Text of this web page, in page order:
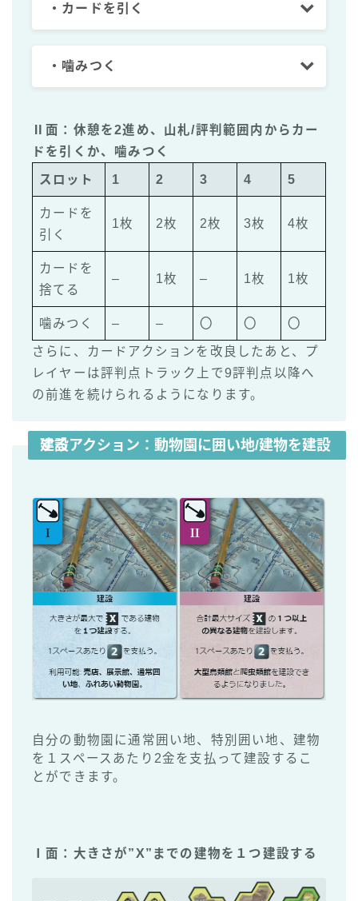
・カードを引く
・噛みつく
Ⅱ面：休憩を2進め、 山札/評判範囲内 からカー
ドを引くか、噛みつく
スロット 1 2 3 4 5
カードを
引く
1枚 2枚 2枚 3枚 4枚
カードを
捨てる
– 1枚 – 1枚 1枚
噛みつく – – 〇 〇 〇
さらに、カードアクションを改良したあと、プ
レイヤーは評判点トラック上で9評判点以降へ
の前進を続けられるようになります。
建設アクション
：動物園に囲い地/建物を建設する
自分の動物園に通常囲い地、特別囲い地、建物
を１スペースあたり2金を支払って建設するこ
とができます。
Ⅰ面：大きさが”X”までの建物を １つ建設する